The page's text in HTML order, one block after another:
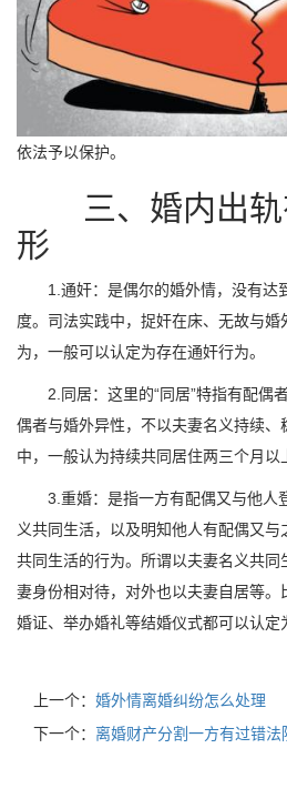
依法予以保护。
三、婚内出轨
形
1.通奸：是偶尔的婚外情，没有达
度。司法实践中，捉奸在床、无故与
为，一般可以认定为存在通奸行为。
2.同居：这里的“同居”特指有配偶
偶者与婚外异性，不以夫妻名义持续、
中，一般认为持续共同居住两三个月以
3.重婚：是指一方有配偶又与他人
义共同生活，以及明知他人有配偶又
共同生活的行为。所谓以夫妻名义共同
妻身份相对待，对外也以夫妻自居等
婚证、举办婚礼等结婚仪式都可以认定
上一个： 婚外情离婚纠纷怎么处理
下一个： 离婚财产分割一方有过错法